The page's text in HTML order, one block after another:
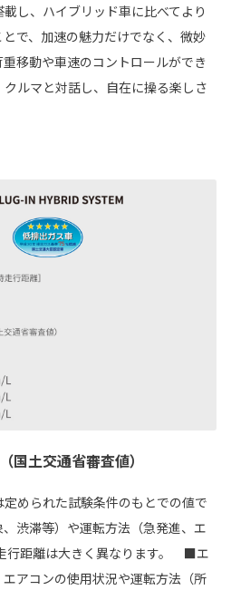
し、ハイブリッド車に比べてより
で、加速の魅力だけでなく、微妙
移動や車速のコントロールができ
ルマと対話し、自在に操る楽しさ
国土交通省審査値）
められた試験条件のもとでの値で
渋滞等）や運転方法（急発進、エ
行距離は大きく異なります。 ■エ
アコンの使用状況や運転方法（所